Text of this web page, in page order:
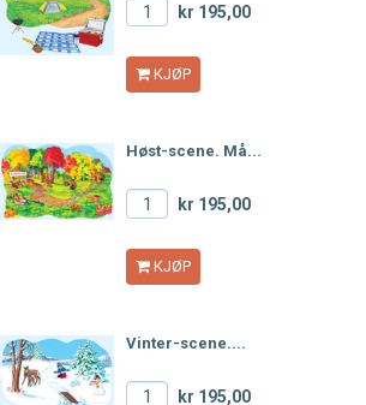
kr 195,00
KJØP
Høst-scene. Må...
kr 195,00
KJØP
Vinter-scene....
kr 195,00